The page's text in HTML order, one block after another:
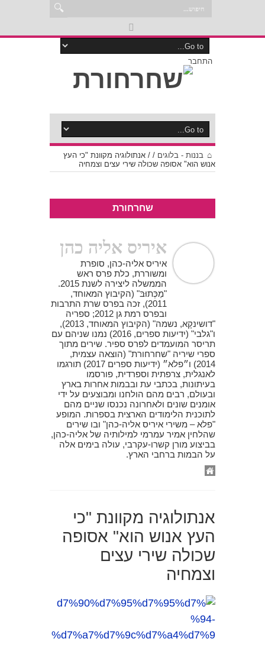
התחבר
בננות - בלוגים /
/ אנתולוגיה מקוונת "כי העץ
אנוש הוא" אסופה שכולה שירי עצים וצמחיה
שחרחורת
איריס אליה כהן
איריס אליה-כהן, סופרת
ומשוררת, כלת פרס ראש
הממשלה ליצירה לשנת 2015.
"מַכְּתוּבּ" (הקיבוץ המאוחד,
2011), זכה בפרס שרת התרבות
ובפרס רמת גן 2012; ספריה
"דושינקָא, נשמה" (הקיבוץ המאוחד, 2013),
ו"גלבי" (ידיעות ספרים, 2016) נמנו שניהם עם
תריסר המועמדים לפרס ספיר. שירים מתוך
ספרי שיריה "שחרחורת" (הוצאה עצמית,
2014) ו״פלא״ (ידיעות ספרים 2017) תורגמו
לאנגלית, צרפתית וספרדית, פורסמו
בעיתונות, בכתבי עת ובבמות אחרות בארץ
ובעולם, רבים מהם הולחנו ומבוצעים על ידי
אומנים שונים ולאחרונה נכנסו שניים מהם
לתוכנית הלימודים הארצית בספרות. המופע
"פלא – משירי איריס אליה-כהן" ובו שירים
שהלחין אמיר עמרמי למילותיה של אליה-כהן,
בביצוע מורן קשרו-עקרבי, עולה בימים אלה
על הבמות ברחבי הארץ.
אנתולוגיה מקוונת "כי
העץ אנוש הוא" אסופה
שכולה שירי עצים
וצמחיה